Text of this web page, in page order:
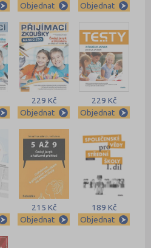
Objednat
Objednat
229 Kč
Objednat
229 Kč
Objednat
215 Kč
Objednat
189 Kč
Objednat